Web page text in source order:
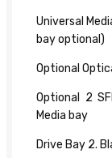
Universal
bay optional)
Optional
Optional 2
Media bay
Drive Bay 2.